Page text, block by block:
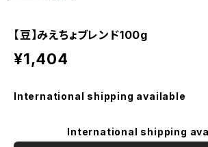
【豆】みえちょブレンド100g
¥1,404
International shipping available
International shipping